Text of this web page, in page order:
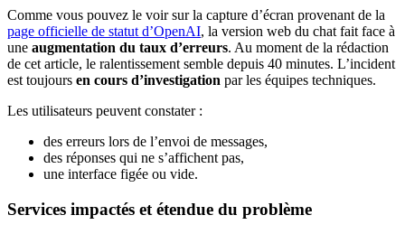
Comme vous pouvez le voir sur la capture d’écran provenant de la
page officielle de statut d’OpenAI, la version web du chat fait face à
une augmentation du taux d’erreurs. Au moment de la rédaction
de cet article, le ralentissement semble depuis 40 minutes. L’incident
est toujours en cours d’investigation par les équipes techniques.
Les utilisateurs peuvent constater :
des erreurs lors de l’envoi de messages,
des réponses qui ne s’affichent pas,
une interface figée ou vide.
Services impactés et étendue du problème